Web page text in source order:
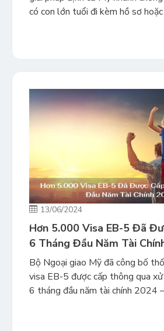
có con lớn tuổi đi kèm hồ sơ
duyệt bộ chứng từ dự án I-956F
13/06/2024
Hơn 5.000 Visa EB-5 Đã
6 Tháng Đầu Năm Tài
Bộ Ngoại giao Mỹ đã công bố
visa EB-5 được cấp thông qua
6 tháng đầu năm tài chính 2024
có 5.070 visa EB-5 đã được